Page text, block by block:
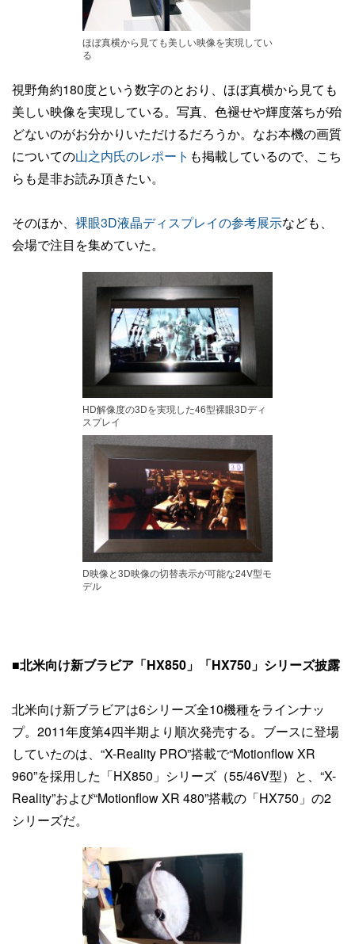
ほぼ真横から見ても美しい映像を実現してい
る
視野角約180度という数字のとおり、ほぼ真横から見ても
美しい映像を実現している。写真、色褪せや輝度落ちが殆
どないのがお分かりいただけるだろうか。なお本機の画質
についての山之内氏のレポート も掲載しているので、こち
らも是非お読み頂きたい。
そのほか、 裸眼3D液晶ディスプレイの参考展示なども、
会場で注目を集めていた。
HD解像度の3Dを実現した46型裸眼3Dディ
スプレイ
D映像と3D映像の切替表示が可能な24V型モ
デル
■北米向け新ブラビア「HX850」「HX750」シリーズ披露
北米向け新ブラビアは6シリーズ全10機種をラインナッ
プ。2011年度第4四半期より順次発売する。ブースに登場
していたのは、“X-Reality PRO”搭載で“Motionflow XR
960”を採用した「HX850」シリーズ（55/46V型）と、“X-
Reality”および“Motionflow XR 480”搭載の「HX750」の2
シリーズだ。